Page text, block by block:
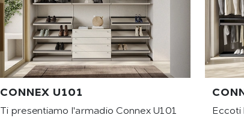
CONNEX U101
Ti presentiamo l'armadio Connex U101
Eccoti